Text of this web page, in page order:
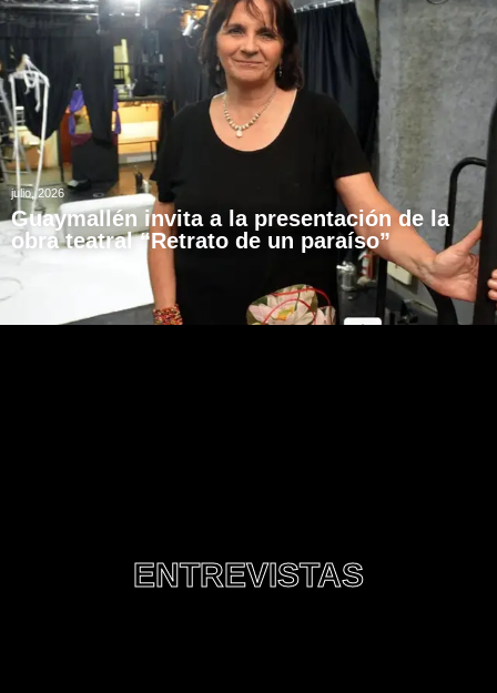
julio, 2026
Guaymallén invita a la presentación de la
obra teatral “Retrato de un paraíso”
ENTREVISTAS